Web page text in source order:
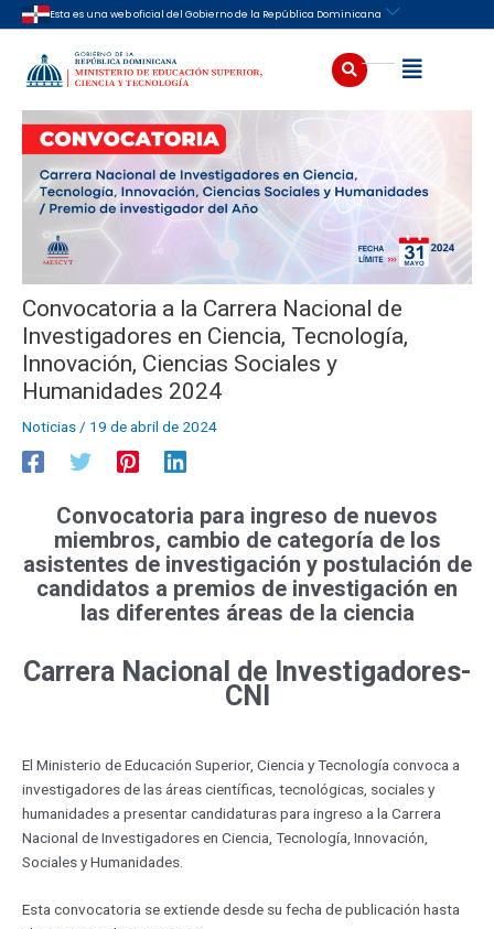
al
contenido
Esta es una web oficial del Gobierno de la República Dominicana
Buscar Abrir
Convocatoria a la Carrera Nacional de
Investigadores en Ciencia, Tecnología,
Innovación, Ciencias Sociales y
Humanidades 2024
Noticias / 19 de abril de 2024
Convocatoria para ingreso de nuevos
miembros, cambio de categoría de los
asistentes de investigación y postulación de
candidatos a premios de investigación en
las diferentes áreas de la ciencia
Carrera Nacional de Investigadores-
CNI
El Ministerio de Educación Superior, Ciencia y Tecnología convoca a
investigadores de las áreas científicas, tecnológicas, sociales y
humanidades a presentar candidaturas para ingreso a la Carrera
Nacional de Investigadores en Ciencia, Tecnología, Innovación,
Sociales y Humanidades.
Esta convocatoria se extiende desde su fecha de publicación hasta
Navegación
de
entradas